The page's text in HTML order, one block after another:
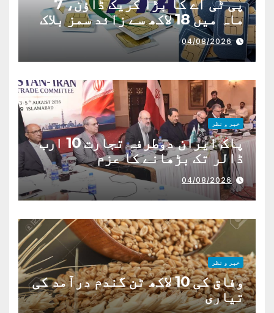
پی ٹی اے کا بڑا کریک ڈاؤن، 7
ماہ میں 18 لاکھ سے زائد سمز بلاک
04/08/2026
خبر و نظر
پاک ایران دوطرفہ تجارت 10 ارب
ڈالر تک بڑھانے کا عزم
04/08/2026
خبر و نظر
وفاق کی 10 لاکھ ٹن گندم درآمد کی
تیاری